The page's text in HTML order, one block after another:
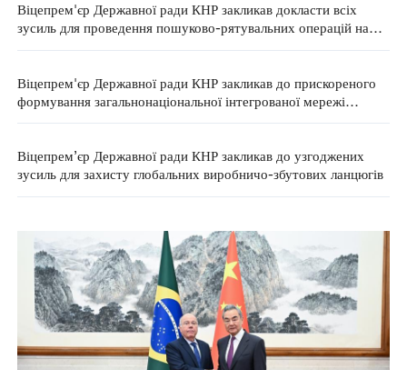
Віцепрем'єр Державної ради КНР закликав докласти всіх
зусиль для проведення пошуково-рятувальних операцій на
Віцепрем'єр Державної ради КНР закликав до прискореного
формування загальнонаціональної інтегрованої мережі
Віцепрем’єр Державної ради КНР закликав до узгоджених
зусиль для захисту глобальних виробничо-збутових ланцюгів